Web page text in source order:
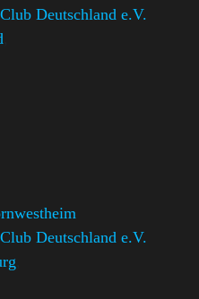
Deutschland e.V.
Deutschland e.V.